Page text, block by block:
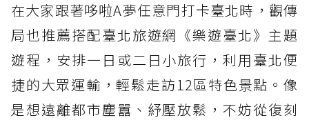
在大家跟著哆啦A夢任意門打卡臺北時，觀傳
局也推薦搭配臺北旅遊網《樂遊臺北》主題
遊程，安排一日或二日小旅行，利用臺北便
捷的大眾運輸，輕鬆走訪12區特色景點。像
是想遠離都市塵囂、紓壓放鬆，不妨從復刻